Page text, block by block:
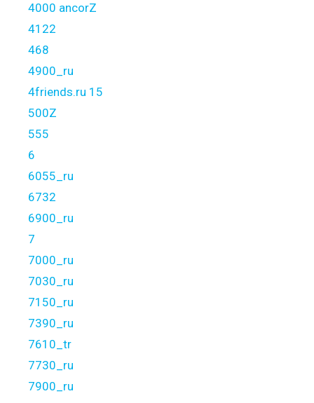
4000 ancorZ
4122
468
4900_ru
4friends.ru 15
500Z
555
6
6055_ru
6732
6900_ru
7
7000_ru
7030_ru
7150_ru
7390_ru
7610_tr
7730_ru
7900_ru